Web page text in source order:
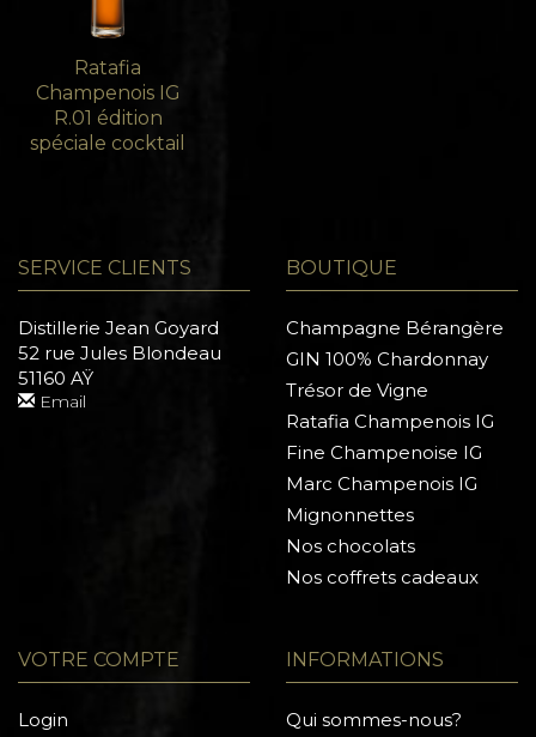
Ratafia
Champenois IG
R.01 édition
spéciale cocktail
SERVICE CLIENTS
Distillerie Jean Goyard
52 rue Jules Blondeau
51160 AŸ
Email
BOUTIQUE
Champagne Bérangère
GIN 100% Chardonnay
Trésor de Vigne
Ratafia Champenois IG
Fine Champenoise IG
Marc Champenois IG
Mignonnettes
Nos chocolats
Nos coffrets cadeaux
VOTRE COMPTE
Login
INFORMATIONS
Qui sommes-nous?